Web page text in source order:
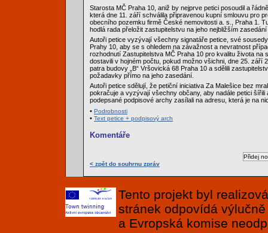
Starosta MČ Praha 10, aniž by nejprve petici posoudil a
která dne 11. září schválila připravenou kupní smlouvu pro
obecního pozemku firmě České nemovitosti a. s., Praha 1.
hodlá rada přeložit zastupitelstvu na jeho nejbližším
Autoři petice vyzývají všechny signatáře petice, své
Prahy 10, aby se s ohledem na závažnost a nevratnost
rozhodnutí Zastupitelstva MČ Praha 10 pro kvalitu života na
dostavili v hojném počtu, pokud možno všichni, dne 25. září
patra budovy „B“ Vršovická 68 Praha 10 a sdělili
požadavky přímo na jeho zasedání.
Autoři petice sdělují, že petiční iniciativa Za Malešice bez
pokračuje a vyzývají všechny občany, aby nadále petici šířili
podepsané podpisové archy zasílali na adresu, která je na
• Podrobnosti
• Text petice + podpisový arch
Komentáře
< zpět do souhrnu zpráv
Tento projekt byl
stránek odpovídá
a Evropská komise